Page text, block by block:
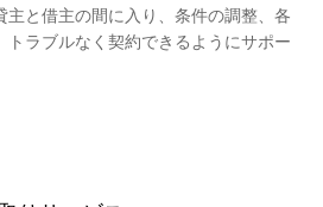
主と借主の間に入り、条件の調整、各
トラブルなく契約できるようにサポー